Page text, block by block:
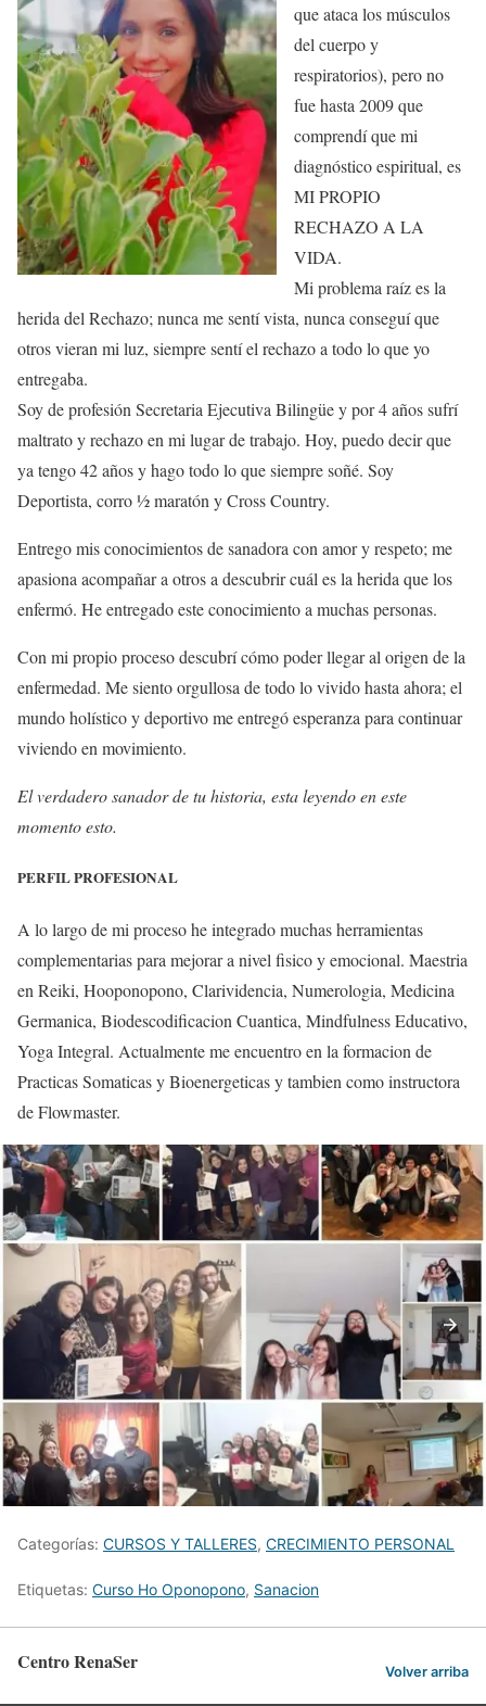
que ataca los músculos
del cuerpo y
respiratorios), pero no
fue hasta 2009 que
comprendí que mi
diagnóstico espiritual, es
MI PROPIO
RECHAZO A LA
VIDA.
Mi problema raíz es la
herida del Rechazo; nunca me sentí vista, nunca conseguí que
otros vieran mi luz, siempre sentí el rechazo a todo lo que yo
entregaba.
Soy de profesión Secretaria Ejecutiva Bilingüe y por 4 años sufrí
maltrato y rechazo en mi lugar de trabajo. Hoy, puedo decir que
ya tengo 42 años y hago todo lo que siempre soñé. Soy
Deportista, corro ½ maratón y Cross Country.
Entrego mis conocimientos de sanadora con amor y respeto; me
apasiona acompañar a otros a descubrir cuál es la herida que los
enfermó. He entregado este conocimiento a muchas personas.
Con mi propio proceso descubrí cómo poder llegar al origen de la
enfermedad. Me siento orgullosa de todo lo vivido hasta ahora; el
mundo holístico y deportivo me entregó esperanza para continuar
viviendo en movimiento.
El verdadero sanador de tu historia, esta leyendo en este
momento esto.
PERFIL PROFESIONAL
A lo largo de mi proceso he integrado muchas herramientas
complementarias para mejorar a nivel fisico y emocional. Maestria
en Reiki, Hooponopono, Clarividencia, Numerologia, Medicina
Germanica, Biodescodificacion Cuantica, Mindfulness Educativo,
Yoga Integral. Actualmente me encuentro en la formacion de
Practicas Somaticas y Bioenergeticas y tambien como instructora
de Flowmaster.
Categorías: CURSOS Y TALLERES, CRECIMIENTO PERSONAL
Etiquetas: Curso Ho Oponopono, Sanacion
Centro RenaSer Volver arriba